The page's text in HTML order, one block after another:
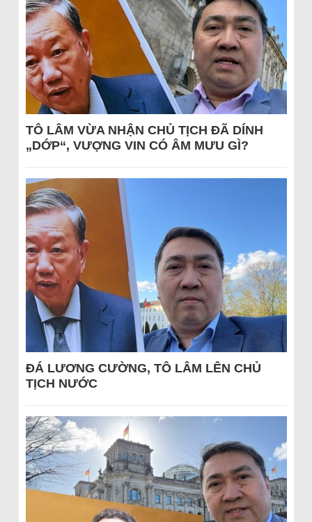
TÔ LÂM VỪA NHẬN CHỦ TỊCH ĐÃ DÍNH
„DỚP“, VƯỢNG VIN CÓ ÂM MƯU GÌ?
ĐÁ LƯƠNG CƯỜNG, TÔ LÂM LÊN CHỦ
TỊCH NƯỚC